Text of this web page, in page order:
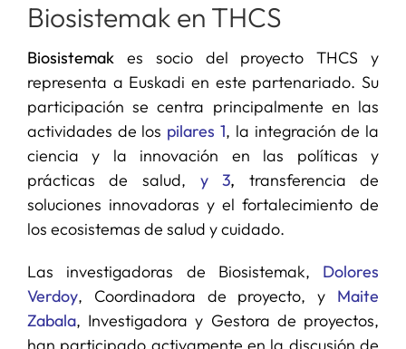
Biosistemak en THCS
Biosistemak es socio del proyecto THCS y
representa a Euskadi en este partenariado. Su
participación se centra principalmente en las
actividades de los pilares 1, la integración de la
ciencia y la innovación en las políticas y
prácticas de salud, y 3, transferencia de
soluciones innovadoras y el fortalecimiento de
los ecosistemas de salud y cuidado.
Las investigadoras de Biosistemak, Dolores
Verdoy, Coordinadora de proyecto, y Maite
Zabala, Investigadora y Gestora de proyectos,